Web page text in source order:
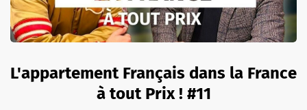
L'appartement Français dans la France
à tout Prix ! #11